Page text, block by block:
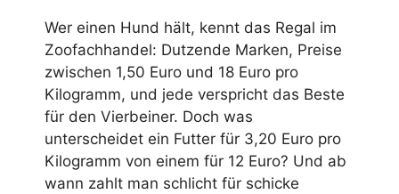
Wer einen Hund hält, kennt das Regal im
Zoofachhandel: Dutzende Marken, Preise
zwischen 1,50 Euro und 18 Euro pro
Kilogramm, und jede verspricht das Beste
für den Vierbeiner. Doch was
unterscheidet ein Futter für 3,20 Euro pro
Kilogramm von einem für 12 Euro? Und ab
wann zahlt man schlicht für schicke